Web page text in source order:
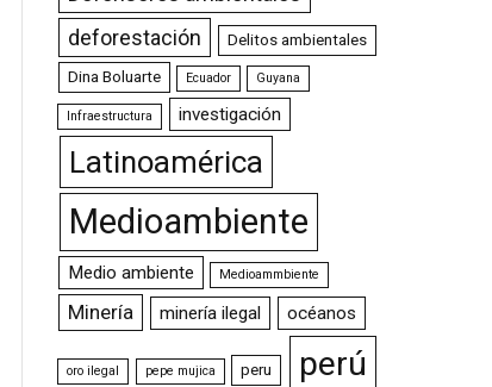
deforestación
Delitos ambientales
Dina Boluarte Ecuador Guyana
Infraestructura investigación
Latinoamérica
Medioambiente
Medio ambiente Medioammbiente
Minería minería ilegal océanos
oro ilegal pepe mujica peru perú